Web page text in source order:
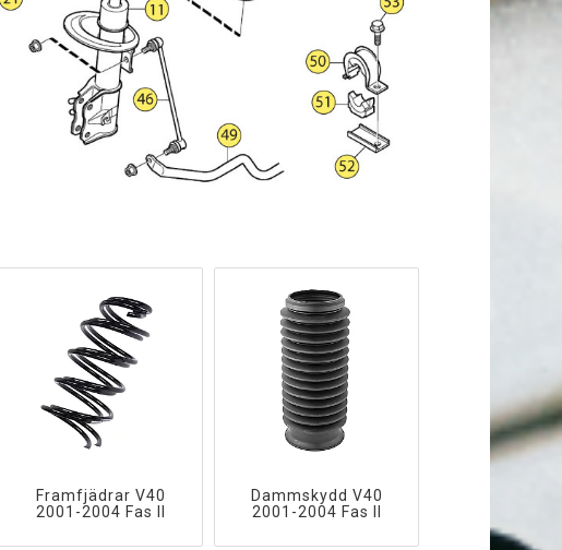
Framfjädrar V40
2001-2004 Fas II
Dammskydd V40
2001-2004 Fas II